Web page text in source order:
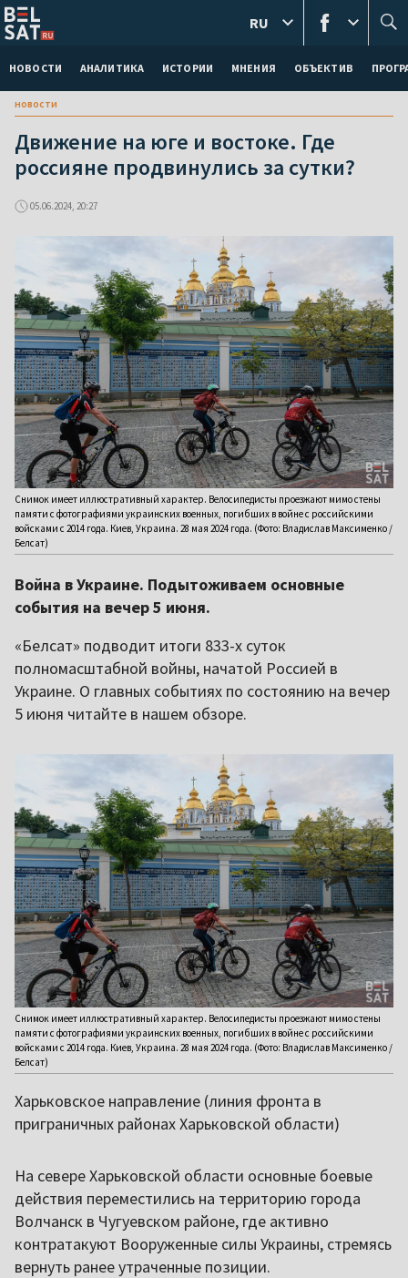
НОВОСТИ АНАЛИТИКА ИСТОРИИ МНЕНИЯ ОБЪЕКТИВ
RU
новости
Движение на юге и востоке. Где
россияне продвинулись за сутки?
05.06.2024, 20:27
Снимок имеет иллюстративный характер. Велосипедисты проезжают мимо стены
памяти с фотографиями украинских военных, погибших в войне с российскими
войсками с 2014 года. Киев, Украина. 28 мая 2024 года. (Фото: Владислав Максименко /
Белсат)
Война в Украине. Подытоживаем основные
события на вечер 5 июня.
«Белсат» подводит итоги 833-х суток
полномасштабной войны, начатой Россией в
Украине. О главных событиях по состоянию на вечер
5 июня читайте в нашем обзоре.
Снимок имеет иллюстративный характер. Велосипедисты проезжают мимо стены
памяти с фотографиями украинских военных, погибших в войне с российскими
войсками с 2014 года. Киев, Украина. 28 мая 2024 года. (Фото: Владислав Максименко /
Белсат)
Харьковское направление (линия фронта в
приграничных районах Харьковской области)
На севере Харьковской области основные боевые
действия переместились на территорию города
Волчанск в Чугуевском районе, где активно
контратакуют Вооруженные силы Украины, стремясь
вернуть ранее утраченные позиции.